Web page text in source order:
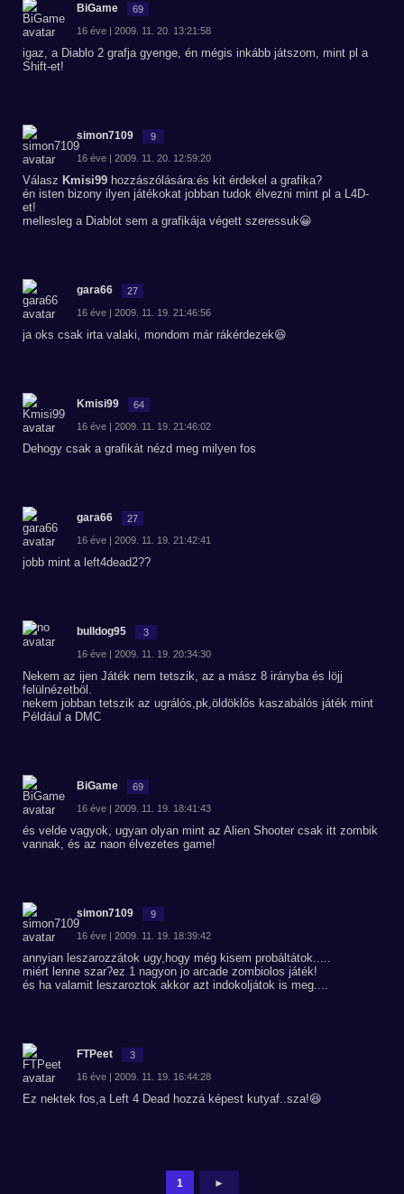
BiGame 69
16 éve | 2009. 11. 20. 13:21:58
igaz, a Diablo 2 grafja gyenge, én mégis inkább játszom, mint pl a
Shift-et!
simon7109 9
16 éve | 2009. 11. 20. 12:59:20
Válasz Kmisi99 hozzászólására:és kit érdekel a grafika?
én isten bizony ilyen játékokat jobban tudok élvezni mint pl a L4D-
et!
mellesleg a Diablot sem a grafikája végett szeressuk😀
gara66 27
16 éve | 2009. 11. 19. 21:46:56
ja oks csak irta valaki, mondom már rákérdezek😆
Kmisi99 64
16 éve | 2009. 11. 19. 21:46:02
Dehogy csak a grafikát nézd meg milyen fos
gara66 27
16 éve | 2009. 11. 19. 21:42:41
jobb mint a left4dead2??
bulldog95 3
16 éve | 2009. 11. 19. 20:34:30
Nekem az ijen Játék nem tetszik, az a mász 8 irányba és löjj
felülnézetböl.
nekem jobban tetszik az ugrálós,pk,öldöklős kaszabálós játék mint
Például a DMC
BiGame 69
16 éve | 2009. 11. 19. 18:41:43
és velde vagyok, ugyan olyan mint az Alien Shooter csak itt zombik
vannak, és az naon élvezetes game!
simon7109 9
16 éve | 2009. 11. 19. 18:39:42
annyian leszarozzátok ugy,hogy még kisem probáltátok.....
miért lenne szar?ez 1 nagyon jo arcade zombiolos játék!
és ha valamit leszaroztok akkor azt indokoljátok is meg....
FTPeet 3
16 éve | 2009. 11. 19. 16:44:28
Ez nektek fos,a Left 4 Dead hozzá képest kutyaf..sza!😆
1 ►